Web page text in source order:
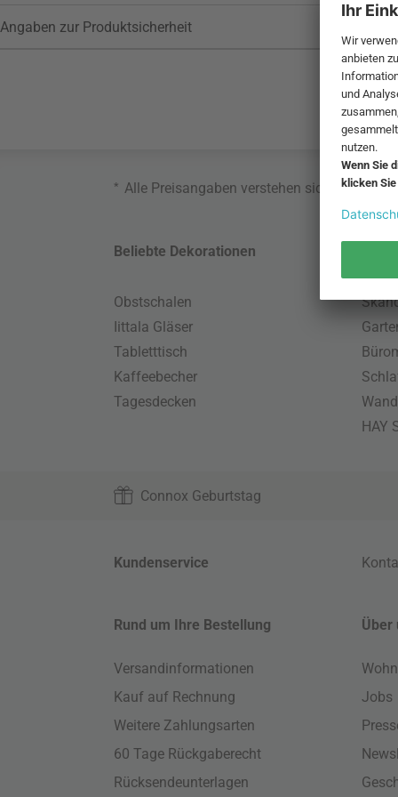
Angaben zur Produktsicherheit
* Alle Preisangaben verstehen sich inklusive
Beliebte Dekorationen
Obstschalen
Iittala Gläser
Tabletttisch
Kaffeebecher
Tagesdecken
HAY
Connox Geburtstag
Kundenservice
Rund um Ihre Bestellung
Versandinformationen
Kauf auf Rechnung
Weitere Zahlungsarten
60 Tage Rückgaberecht
Rücksendeunterlagen
Über
Jobs